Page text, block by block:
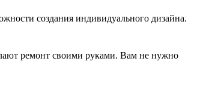
создания индивидуального дизайна.
ремонт своими руками. Вам не нужно